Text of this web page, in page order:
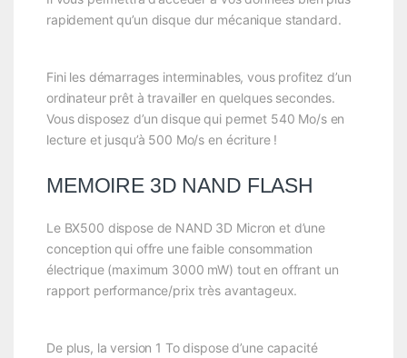
rapidement qu’un disque dur mécanique standard.
Fini les démarrages interminables, vous profitez d’un
ordinateur prêt à travailler en quelques secondes.
Vous disposez d’un disque qui permet 540 Mo/s en
lecture et jusqu’à 500 Mo/s en écriture !
MEMOIRE 3D NAND FLASH
Le BX500 dispose de NAND 3D Micron et d’une
conception qui offre une faible consommation
électrique (maximum 3000 mW) tout en offrant un
rapport performance/prix très avantageux.
De plus, la version 1 To dispose d’une capacité